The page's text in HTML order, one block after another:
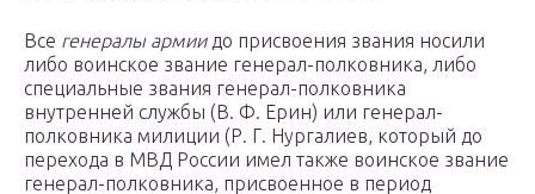
Все генералы армиидо присвоения звания носили
либо воинское звание генерал-полковника, либо
специальные звания генерал-полковника
внутренней службы (В. Ф. Ерин) или генерал-
полковника милиции (Р. Г. Нургалиев, который до
перехода в МВД России имел также воинское звание
генерал-полковника, присвоенное в период